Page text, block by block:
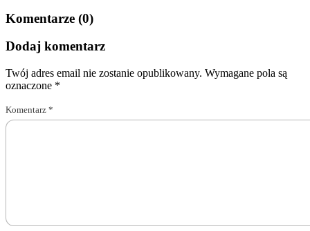
Komentarze (0)
Dodaj komentarz
Twój adres email nie zostanie opublikowany. Wymagane pola są
oznaczone *
Komentarz *